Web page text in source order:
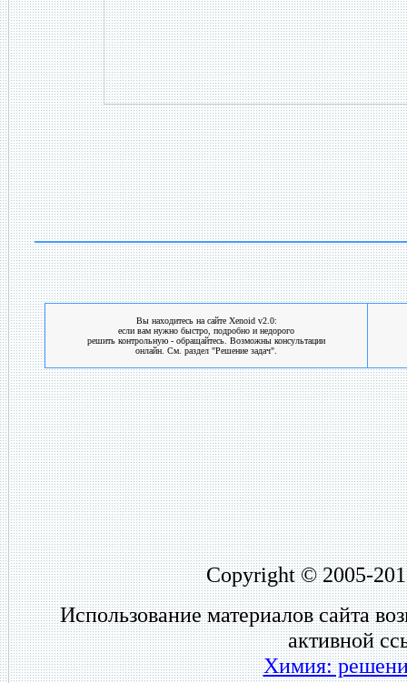
Вы находитесь на сайте Xenoid v2.0:
если вам нужно быстро, подробно и недорого
решить контрольную - обращайтесь. Возможны консультации
онлайн. См. раздел "Решение задач".
Copyright © 2005-
Использование материалов сайта
активной
Химия: